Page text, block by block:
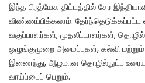
இந்த பிரத்யேக திட்டத்தில் சேர
விண்ணப்பிக்கலாம்.
வகுப்பாளர்கள், முதலீட்டாளர்கள்,
ஒழுங்குமுறை அமைப்புகள், கல்வி
இணைந்து, ஆழமான தொழில்நுட்ப
வாய்ப்பைப் பெறும்.